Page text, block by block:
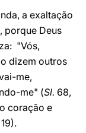
a exaltação
porque Deus
"Vós,
o dizem outros
me,
me" (Sl. 68,
coração e